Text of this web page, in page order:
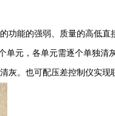
能的强弱、质量的高低直
元，各单元需逐个单独清
。也可配压差控制仪实现